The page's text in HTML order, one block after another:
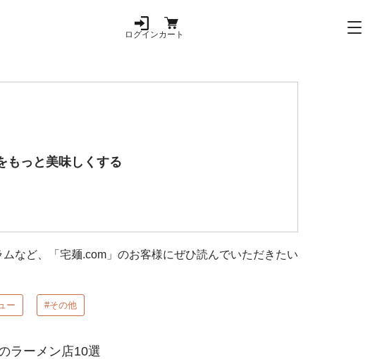
ログインカート
もっと美味しくする
など、「宅麺.com」のお客様にぜひ読んでいただきたい
ー #その他
ラーメン店10選